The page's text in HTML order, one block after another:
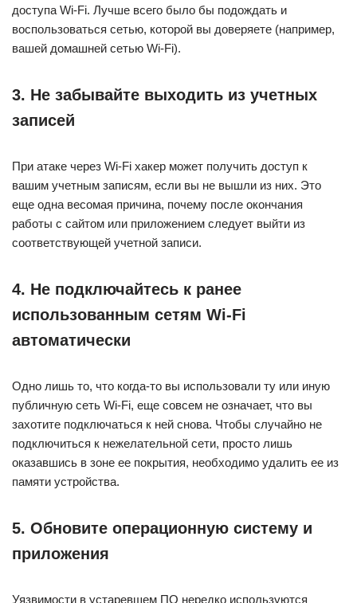
доступа Wi-Fi. Лучше всего было бы подождать и
воспользоваться сетью, которой вы доверяете (например,
вашей домашней сетью Wi-Fi).
3. Не забывайте выходить из учетных
записей
При атаке через Wi-Fi хакер может получить доступ к
вашим учетным записям, если вы не вышли из них. Это
еще одна весомая причина, почему после окончания
работы с сайтом или приложением следует выйти из
соответствующей учетной записи.
4. Не подключайтесь к ранее
использованным сетям Wi-Fi
автоматически
Одно лишь то, что когда-то вы использовали ту или иную
публичную сеть Wi-Fi, еще совсем не означает, что вы
захотите подключаться к ней снова. Чтобы случайно не
подключиться к нежелательной сети, просто лишь
оказавшись в зоне ее покрытия, необходимо удалить ее из
памяти устройства.
5. Обновите операционную систему и
приложения
Уязвимости в устаревшем ПО нередко используются